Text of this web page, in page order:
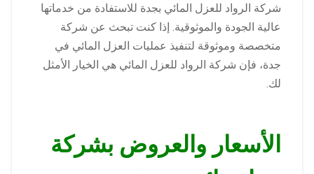
شركة الرواد للعزل المائي بجدة للاستفادة من خدماتها
عالية الجودة والموثوقية. إذا كنت تبحث عن شركة
متخصصة وموثوقة لتنفيذ عمليات العزل المائي في
جدة، فإن شركة الرواد للعزل المائي هي الخيار الأمثل
لك.
الأسعار والعروض بشركة